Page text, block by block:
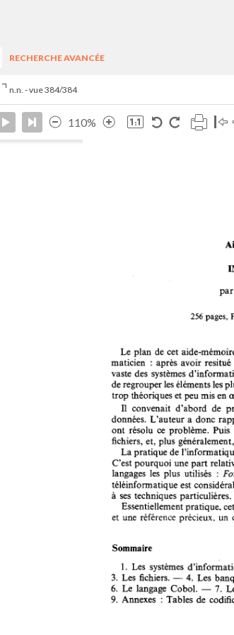
RECHERCHE AVANCÉE
n.n. - vue 384/384
110%